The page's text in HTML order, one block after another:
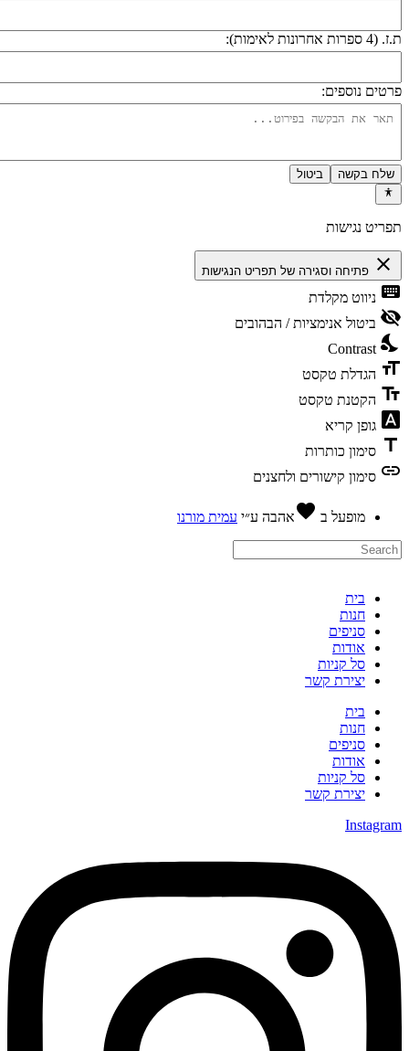
אחרונות לאימות):
נוספים:
שלח בקשה ביטול
נגישות
close פתיחה וסגירה של תפריט הנגישות
ניווט מקלדת
ביטול אנימציות / הבהובים
Contrast
הגדלת טקסט
הקטנת טקסט
גופן קריא
סימון כותרות
סימון קישורים ולחצנים
מופעל ב favoriteאהבהע״יעמית מורנו
בית
חנות
סניפים
אודות
סל קניות
יצירת קשר
בית
חנות
סניפים
אודות
סל קניות
יצירת קשר